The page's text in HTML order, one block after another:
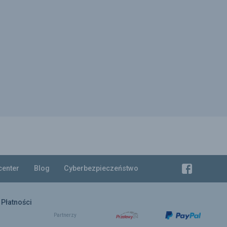
Blog Cyberbezpieczeństwo
Płatności
Partnerzy